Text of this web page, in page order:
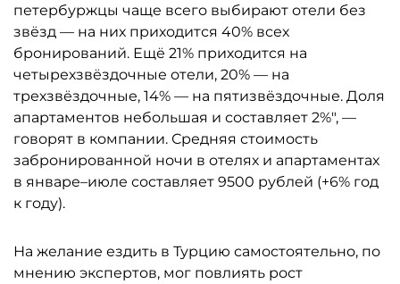
петербуржцы чаще всего выбирают отели без
звёзд — на них приходится 40% всех
бронирований. Ещё 21% приходится на
четырехзвёздочные отели, 20% — на
трехзвёздочные, 14% — на пятизвёздочные. Доля
апартаментов небольшая и составляет 2%", —
говорят в компании. Средняя стоимость
забронированной ночи в отелях и апартаментах
в январе–июле составляет 9500 рублей (+6% год
к году).
На желание ездить в Турцию самостоятельно, по
мнению экспертов, мог повлиять рост